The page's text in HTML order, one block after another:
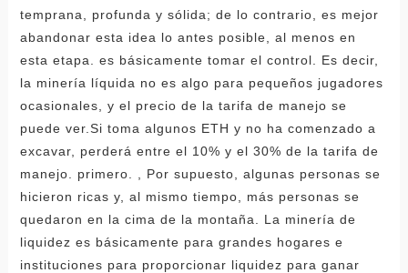
temprana, profunda y sólida; de lo contrario, es mejor
abandonar esta idea lo antes posible, al menos en
esta etapa. es básicamente tomar el control. Es decir,
la minería líquida no es algo para pequeños jugadores
ocasionales, y el precio de la tarifa de manejo se
puede ver.Si toma algunos ETH y no ha comenzado a
excavar, perderá entre el 10% y el 30% de la tarifa de
manejo. primero. , Por supuesto, algunas personas se
hicieron ricas y, al mismo tiempo, más personas se
quedaron en la cima de la montaña. La minería de
liquidez es básicamente para grandes hogares e
instituciones para proporcionar liquidez para ganar